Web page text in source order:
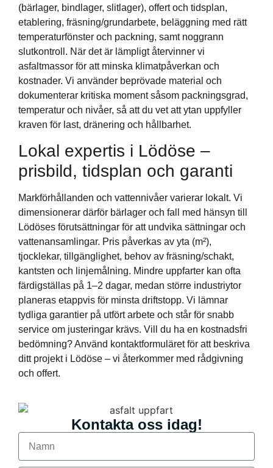
(bärlager, bindlager, slitlager), offert och tidsplan,
etablering, fräsning/grundarbete, beläggning med rätt
temperaturfönster och packning, samt noggrann
slutkontroll. När det är lämpligt återvinner vi
asfaltmassor för att minska klimatpåverkan och
kostnader. Vi använder beprövade material och
dokumenterar kritiska moment såsom packningsgrad,
temperatur och nivåer, så att du vet att ytan uppfyller
kraven för last, dränering och hållbarhet.
Lokal expertis i Lödöse –
prisbild, tidsplan och garanti
Markförhållanden och vattennivåer varierar lokalt. Vi
dimensionerar därför bärlager och fall med hänsyn till
Lödöses förutsättningar för att undvika sättningar och
vattenansamlingar. Pris påverkas av yta (m²),
tjocklekar, tillgänglighet, behov av fräsning/schakt,
kantsten och linjemålning. Mindre uppfarter kan ofta
färdigställas på 1–2 dagar, medan större industriytor
planeras etappvis för minsta driftstopp. Vi lämnar
tydliga garantier på utfört arbete och står för snabb
service om justeringar krävs. Vill du ha en kostnadsfri
bedömning? Använd kontaktformuläret för att beskriva
ditt projekt i Lödöse – vi återkommer med rådgivning
och offert.
Kontakta oss idag!